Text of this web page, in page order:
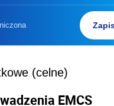
(celne)
EMCS